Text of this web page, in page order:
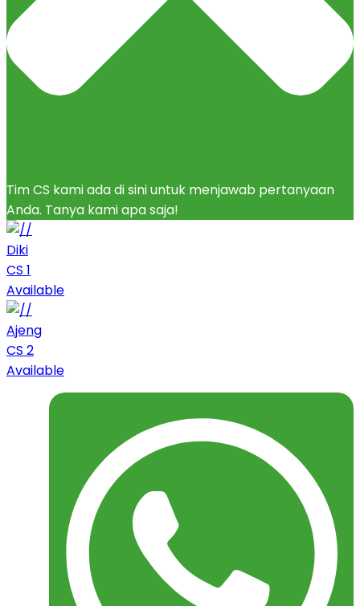
Tim CS kami ada di sini untuk menjawab pertanyaan
Anda. Tanya kami apa saja!
Diki
CS 1
Available
Ajeng
CS 2
Available